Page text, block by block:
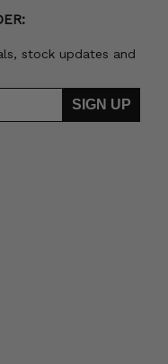
stock updates and
SIGN UP